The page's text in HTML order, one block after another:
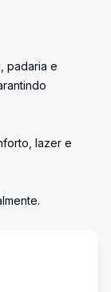
padaria e
lazer e